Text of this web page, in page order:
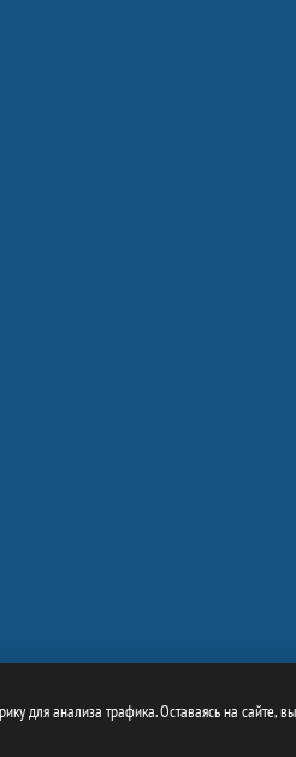
для анализа трафика. Оставаясь на сайте,